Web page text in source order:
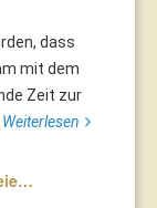
dass
mit dem
Zeit zur
Weiterlesen